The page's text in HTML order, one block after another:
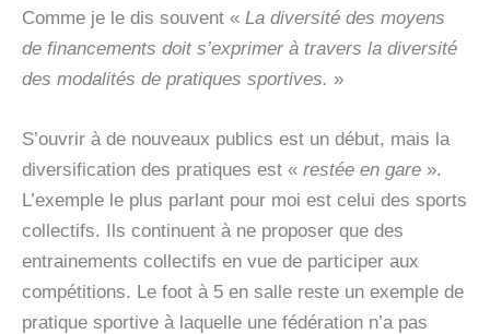
Comme je le dis souvent « La diversité des moyens
de financements doit s’exprimer à travers la diversité
des modalités de pratiques sportives. »
S’ouvrir à de nouveaux publics est un début, mais la
diversification des pratiques est « restée en gare ».
L’exemple le plus parlant pour moi est celui des sports
collectifs. Ils continuent à ne proposer que des
entrainements collectifs en vue de participer aux
compétitions. Le foot à 5 en salle reste un exemple de
pratique sportive à laquelle une fédération n’a pas